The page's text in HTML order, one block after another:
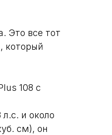
Это все тот
который
108 с
и около
см), он